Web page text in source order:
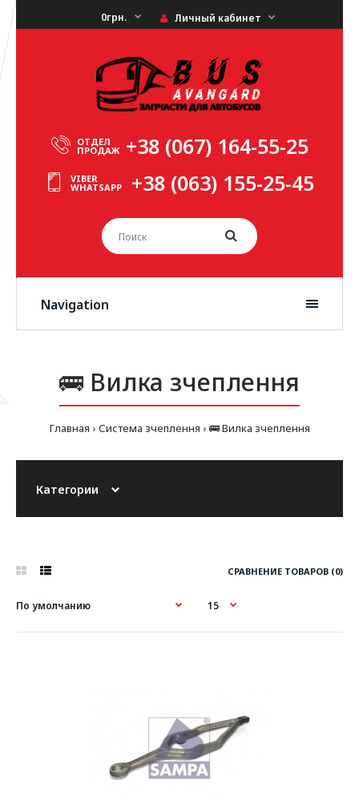
0грн. Личный кабинет
ОТДЕЛ
ПРОДАЖ +38 (067) 164-55-25
VIBER
WHATSAPP +38 (063) 155-25-45
Navigation
🚌 Вилка зчеплення
Главная Система зчеплення 🚌 Вилка зчеплення
Категории
СРАВНЕНИЕ ТОВАРОВ (0)